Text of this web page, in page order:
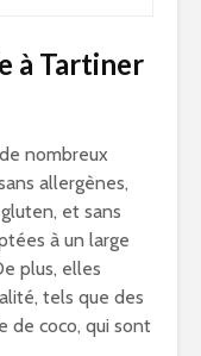
à Tartiner
nombreux
allergènes,
et sans
à un large
plus, elles
tels que des
de coco, qui sont